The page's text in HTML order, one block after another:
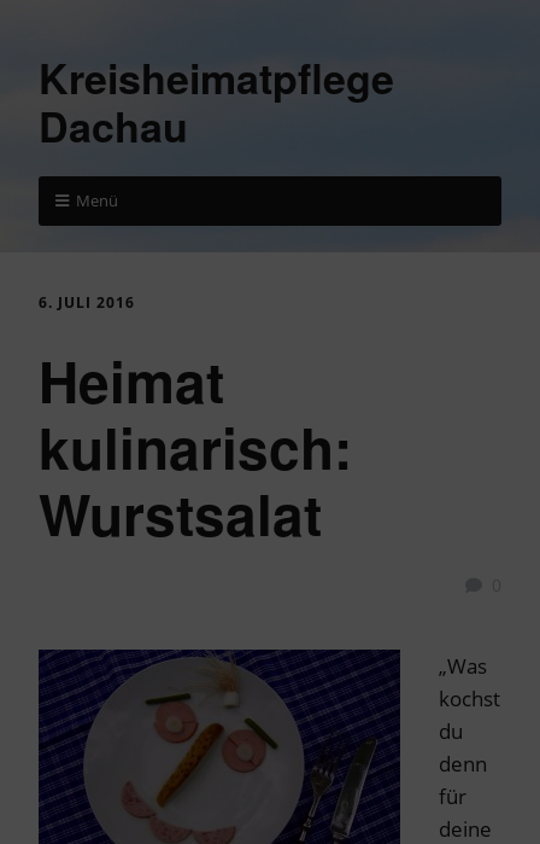
Kreisheimatpflege
Dachau
Menü
6. JULI 2016
Heimat
kulinarisch:
Wurstsalat
„Was
kochst
du
denn
für
deine